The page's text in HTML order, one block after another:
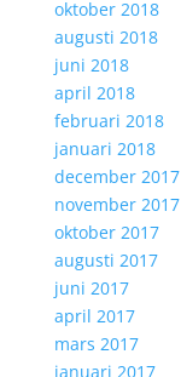
oktober 2018
augusti 2018
juni 2018
april 2018
februari 2018
januari 2018
december 2017
november 2017
oktober 2017
augusti 2017
juni 2017
april 2017
mars 2017
januari 2017